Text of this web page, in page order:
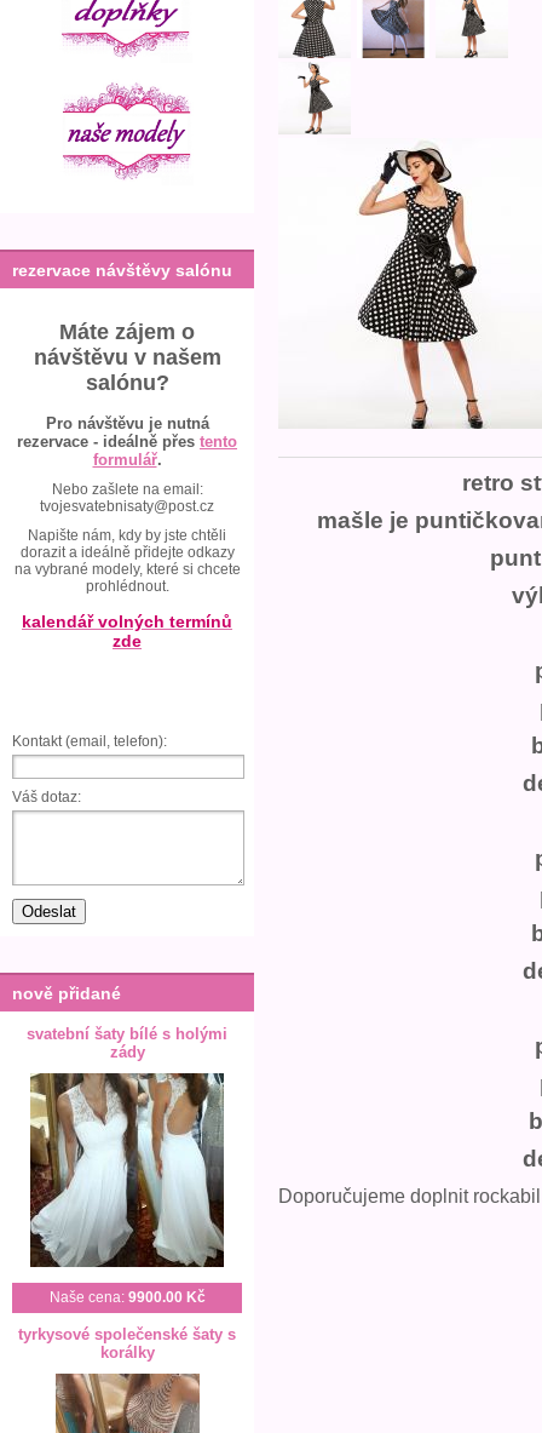
rezervace návštěvy salónu
Máte zájem o
návštěvu v našem
salónu?
Pro návštěvu je nutná
rezervace - ideálně přes tento
formulář.
Nebo zašlete na email:
tvojesvatebnisaty@post.cz
Napište nám, kdy by jste chtěli
dorazit a ideálně přidejte odkazy
na vybrané modely, které si chcete
prohlédnout.
kalendář volných termínů
zde
Kontakt (email, telefon):
Váš dotaz:
nově přidané
svatební šaty bílé s holými
zády
Naše cena: 9900.00 Kč
tyrkysové společenské šaty s
korálky
retro
mašle je
Doporučujeme doplnit